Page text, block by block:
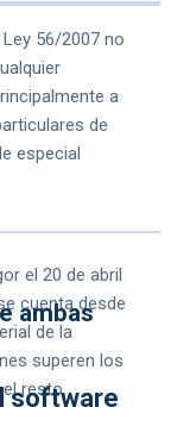
56/2007 no
a
de
especial
el 20 de abril
cuenta desde
de la
superen los
resto.
ambas
software